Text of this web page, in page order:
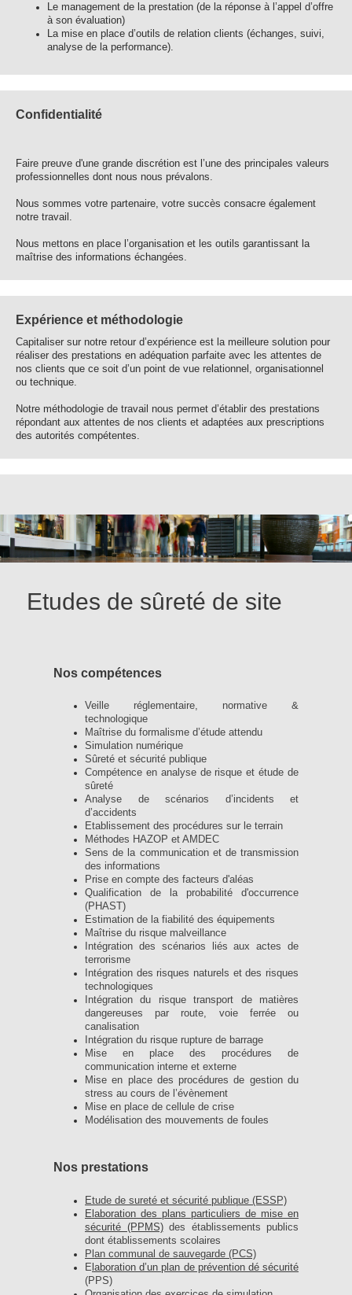
Le management de la prestation (de la réponse à l’appel d’offre
à son évaluation)
La mise en place d’outils de relation clients (échanges, suivi,
analyse de la performance).
Confidentialité
Faire preuve d'une grande discrétion est l’une des principales valeurs
professionnelles dont nous nous prévalons.
Nous sommes votre partenaire, votre succès consacre également
notre travail.
Nous mettons en place l’organisation et les outils garantissant la
maîtrise des informations échangées.
Expérience et méthodologie
Capitaliser sur notre retour d’expérience est la meilleure solution pour
réaliser des prestations en adéquation parfaite avec les attentes de
nos clients que ce soit d’un point de vue relationnel, organisationnel
ou technique.
Notre méthodologie de travail nous permet d’établir des prestations
répondant aux attentes de nos clients et adaptées aux prescriptions
des autorités compétentes.
Etudes de sûreté de site
Nos compétences
Veille réglementaire, normative &
technologique
Maîtrise du formalisme d’étude attendu
Simulation numérique
Sûreté et sécurité publique
Compétence en analyse de risque et étude de
sûreté
Analyse de scénarios d’incidents et
d’accidents
Etablissement des procédures sur le terrain
Méthodes HAZOP et AMDEC
Sens de la communication et de transmission
des informations
Prise en compte des facteurs d'aléas
Qualification de la probabilité d'occurrence
(PHAST)
Estimation de la fiabilité des équipements
Maîtrise du risque malveillance
Intégration des scénarios liés aux actes de
terrorisme
Intégration des risques naturels et des risques
technologiques
Intégration du risque transport de matières
dangereuses par route, voie ferrée ou
canalisation
Intégration du risque rupture de barrage
Mise en place des procédures de
communication interne et externe
Mise en place des procédures de gestion du
stress au cours de l’évènement
Mise en place de cellule de crise
Modélisation des mouvements de foules
Nos prestations
Etude de sureté et sécurité publique (ESSP)
Elaboration des plans particuliers de mise en
sécurité (PPMS)des établissements publics
dont établissements scolaires
Plan communal de sauvegarde (PCS)
E laboration d’un plan de prévention dé sécurité
(PPS)